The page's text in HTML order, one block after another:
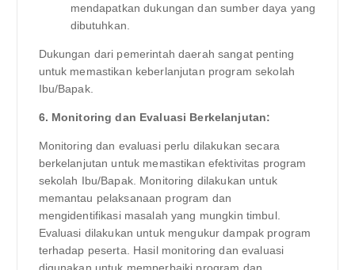
mendapatkan dukungan dan sumber daya yang
dibutuhkan.
Dukungan dari pemerintah daerah sangat penting
untuk memastikan keberlanjutan program sekolah
Ibu/Bapak.
6. Monitoring dan Evaluasi Berkelanjutan:
Monitoring dan evaluasi perlu dilakukan secara
berkelanjutan untuk memastikan efektivitas program
sekolah Ibu/Bapak. Monitoring dilakukan untuk
memantau pelaksanaan program dan
mengidentifikasi masalah yang mungkin timbul.
Evaluasi dilakukan untuk mengukur dampak program
terhadap peserta. Hasil monitoring dan evaluasi